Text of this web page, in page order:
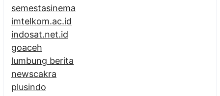
semestasinema
imtelkom.ac.id
indosat.net.id
goaceh
lumbung berita
newscakra
plusindo